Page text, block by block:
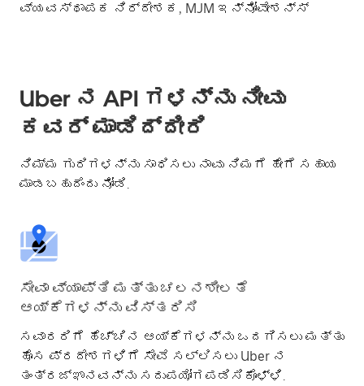
ವ್ಯವಸ್ಥಾಪಕ ನಿರ್ದೇಶಕ, MJM ಇನ್ನೋವೇಶನ್ಸ್
Uber ನ API ಗಳನ್ನು ನೀವು
ಕವರ್ ಮಾಡಿದ್ದೀರಿ
ನಿಮ್ಮ ಗುರಿಗಳನ್ನು ಸಾಧಿಸಲು ನಾವು ನಿಮಗೆ ಹೇಗೆ ಸಹಾಯ
ಮಾಡಬಹುದೆಂದು ನೋಡಿ.
ಸೇವಾ ವ್ಯಾಪ್ತಿ ಮತ್ತು ಚಲನಶೀಲತೆ
ಆಯ್ಕೆಗಳನ್ನು ವಿಸ್ತರಿಸಿ
ಸವಾರರಿಗೆ ಹೆಚ್ಚಿನ ಆಯ್ಕೆಗಳನ್ನು ಒದಗಿಸಲು ಮತ್ತು
ಹೊಸ ಪ್ರದೇಶಗಳಿಗೆ ಸೇವೆ ಸಲ್ಲಿಸಲು Uber ನ
ತಂತ್ರಜ್ಞಾನವನ್ನು ಸದುಪಯೋಗಪಡಿಸಿಕೊಳ್ಳಿ.